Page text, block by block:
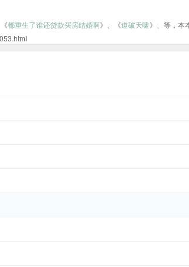
都重生了谁还贷款买房结婚啊》、《道破天啸》、等，本